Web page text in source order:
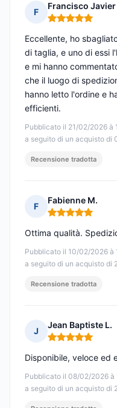
F
Francisco Javier
Nota: 5 su 5
Pubblicato il 21/02/2026 à
a seguito di un acquisto di
Eccellente, ho
di taglia, e uno di essi
e mi hanno
che il luogo di
hanno letto l'ordine e
efficienti.
Recensione tradotta
F
Fabienne M.
Nota: 5 su 5
Pubblicato il 10/02/2026 à
a seguito di un acquisto di
Ottima qualità.
Recensione tradotta
J
Jean Baptiste L.
Nota: 5 su 5
Pubblicato il 08/02/2026 à
a seguito di un acquisto di
Disponibile, veloce ed